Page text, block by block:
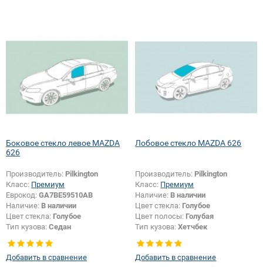
Боковое стекло левое MAZDA
626
Производитель: Pilkington
Класс: Премиум
Еврокод: GA7BE59510AB
Наличие: В наличии
Цвет стекла: Голубое
Тип кузова: Седан
Тип стекла: Боковое стекло левое
Добавить в сравнение
Лобовое стекло MAZDA 626
Производитель: Pilkington
Класс: Премиум
Наличие: В наличии
Цвет стекла: Голубое
Цвет полосы: Голубая
Тип кузова:Хетчбек
Добавить в сравнение